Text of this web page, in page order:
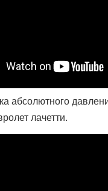
абсолютного
лачетти.